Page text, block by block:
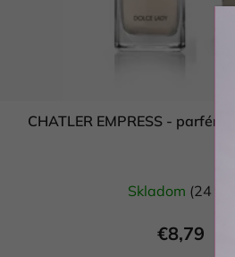
CHATLER EMPRESS -
Skladom (24 ks)
€8,79